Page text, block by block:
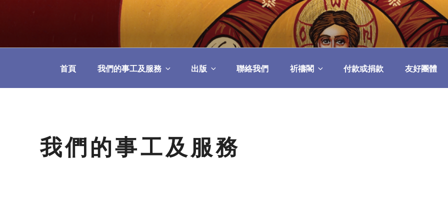
教區婚姻與家庭牧民委員會
首頁 我們的事工及服務 出版 聯絡我們 祈禱閣 付款或捐款 友好團體
我們的事工及服務